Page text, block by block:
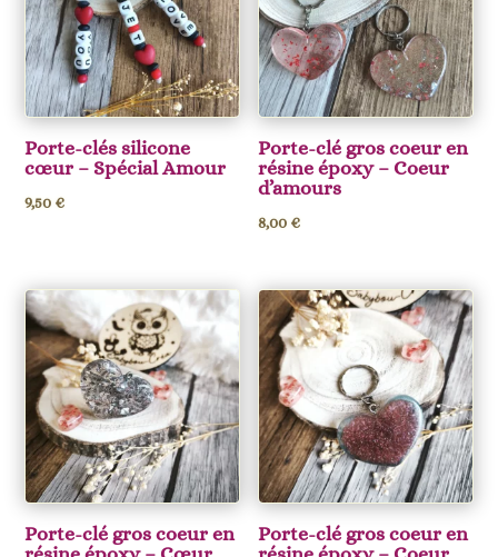
Porte-clés silicone
cœur – Spécial Amour
9,50 €
Porte-clé gros coeur en
résine époxy – Coeur
d’amours
8,00 €
Porte-clé gros coeur en
Porte-clé gros coeur en